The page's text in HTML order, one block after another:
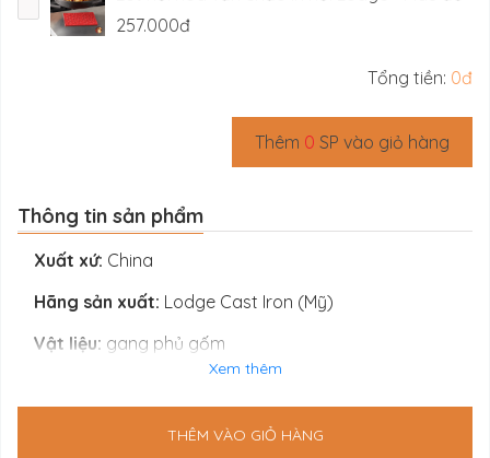
257.000đ
Tổng tiền: 0đ
Thêm 0 SP vào giỏ hàng
Thông tin sản phẩm
Xuất xứ: China
Hãng sản xuất: Lodge Cast Iron (Mỹ)
Vật liệu: gang phủ gốm
Tròn, lòng bằng, lòng sâu, hai tay cầm
Xem thêm
THÊM VÀO GIỎ HÀNG